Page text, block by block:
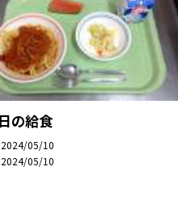
の給食
2024/05/10
2024/05/10